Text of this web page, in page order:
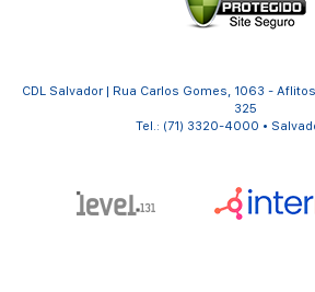
CDL Salvador | Rua Carlos Gomes, 1063 -
325
Tel.: (71) 3320-4000 •